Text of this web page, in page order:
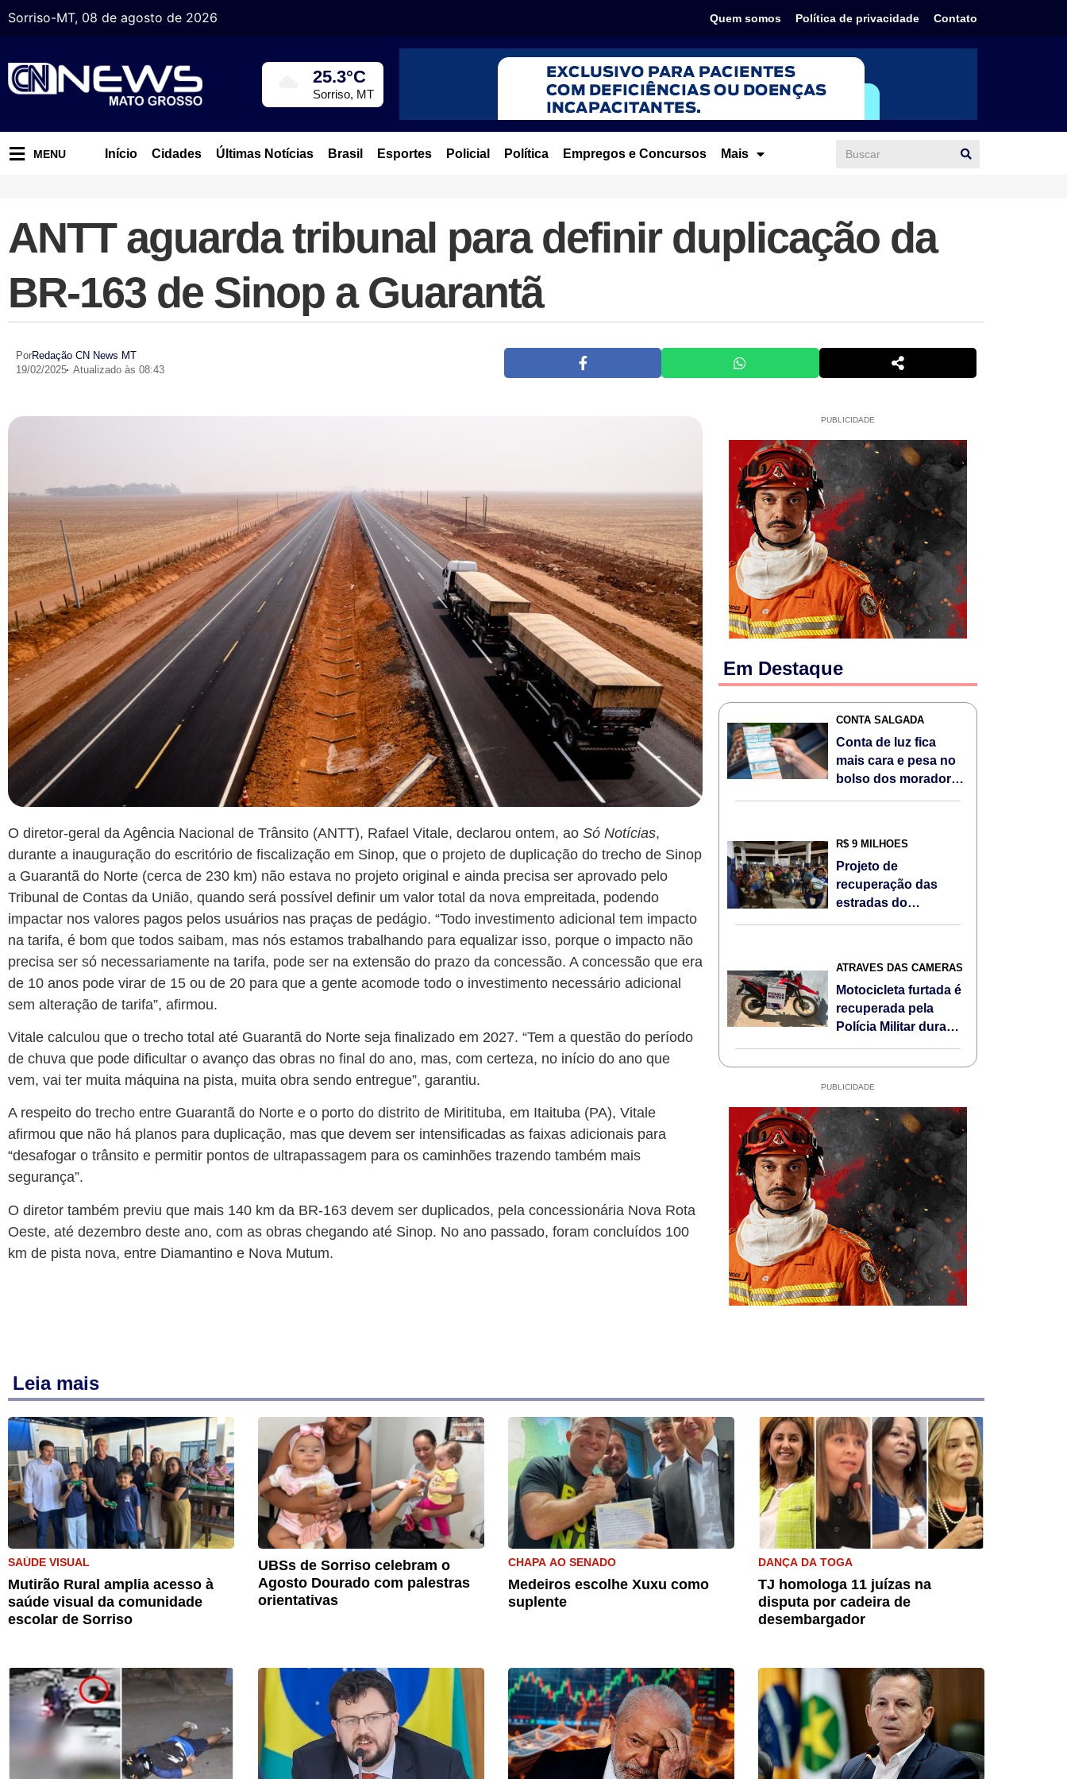
Sorriso-MT, 08 de agosto de 2026 Quem somos Política de privacidade Contato
25.3°C
Sorriso, MT
MENU Início Cidades Últimas Notícias Brasil Esportes Policial Política Empregos e Concursos Mais
ANTT aguarda tribunal para definir duplicação da
BR-163 de Sinop a Guarantã
PorRedação CN News MT
19/02/2025 Atualizado às 08:43
O diretor-geral da Agência Nacional de Trânsito (ANTT), Rafael Vitale, declarou ontem, ao Só Notícias,
durante a inauguração do escritório de fiscalização em Sinop, que o projeto de duplicação do trecho de Sinop
a Guarantã do Norte (cerca de 230 km) não estava no projeto original e ainda precisa ser aprovado pelo
Tribunal de Contas da União, quando será possível definir um valor total da nova empreitada, podendo
impactar nos valores pagos pelos usuários nas praças de pedágio. “Todo investimento adicional tem impacto
na tarifa, é bom que todos saibam, mas nós estamos trabalhando para equalizar isso, porque o impacto não
precisa ser só necessariamente na tarifa, pode ser na extensão do prazo da concessão. A concessão que era
de 10 anos pode virar de 15 ou de 20 para que a gente acomode todo o investimento necessário adicional
sem alteração de tarifa”, afirmou.
Vitale calculou que o trecho total até Guarantã do Norte seja finalizado em 2027. “Tem a questão do período
de chuva que pode dificultar o avanço das obras no final do ano, mas, com certeza, no início do ano que
vem, vai ter muita máquina na pista, muita obra sendo entregue”, garantiu.
A respeito do trecho entre Guarantã do Norte e o porto do distrito de Miritituba, em Itaituba (PA), Vitale
afirmou que não há planos para duplicação, mas que devem ser intensificadas as faixas adicionais para
“desafogar o trânsito e permitir pontos de ultrapassagem para os caminhões trazendo também mais
segurança”.
O diretor também previu que mais 140 km da BR-163 devem ser duplicados, pela concessionária Nova Rota
Oeste, até dezembro deste ano, com as obras chegando até Sinop. No ano passado, foram concluídos 100
km de pista nova, entre Diamantino e Nova Mutum.
PUBLICIDADE
Em Destaque
CONTA SALGADA
Conta de luz fica
mais cara e pesa no
bolso dos moradores
R$ 9 MILHÕES
Projeto de
recuperação das
estradas do
comunidade
ATRAVÉS DAS CÂMERAS
Motocicleta furtada é
recuperada pela
Polícia Militar durante
PUBLICIDADE
Leia mais
SAÚDE VISUAL
Mutirão Rural amplia acesso à
saúde visual da comunidade
escolar de Sorriso
UBSs de Sorriso celebram o
Agosto Dourado com palestras
orientativas
CHAPA AO SENADO
Medeiros escolhe Xuxu como
suplente
DANÇA DA TOGA
TJ homologa 11 juízas na
disputa por cadeira de
desembargador